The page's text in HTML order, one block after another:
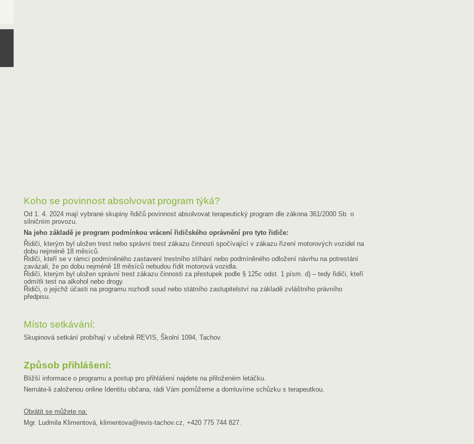
Koho se povinnost absolvovat program týká?
Od 1. 4. 2024 mají vybrané skupiny řidičů povinnost absolvovat terapeutický program dle zákona 361/2000 Sb. o
silničním provozu.
Na jeho základě je program podmínkou vrácení řidičského oprávnění pro tyto řidiče:
Řidiči, kterým byl uložen trest nebo správní trest zákazu činnosti spočívající v zákazu řízení motorových vozidel na
dobu nejméně 18 měsíců.
Řidiči, kteří se v rámci podmíněného zastavení trestního stíhání nebo podmíněného odložení návrhu na potrestání
zavázali, že po dobu nejméně 18 měsíců nebudou řídit motorová vozidla.
Řidiči, kterým byl uložen správní trest zákazu činnosti za přestupek podle § 125c odst. 1 písm. d) – tedy řidiči, kteří
odmítli test na alkohol nebo drogy.
Řidiči, o jejichž účasti na programu rozhodl soud nebo státního zastupitelství na základě zvláštního právního
předpisu.
Místo setkávání:
Skupinová setkání probíhají v učebně REVIS, Školní 1094, Tachov.
Způsob přihlášení:
Bližší informace o programu a postup pro přihlášení najdete na přiloženém letáčku.
Nemáte-li založenou online Identitu občana, rádi Vám pomůžeme a domluvíme schůzku s terapeutkou.
Obrátit se můžete na:
Mgr. Ludmila Klimentová, klimentova@revis-tachov.cz, +420 775 744 827.